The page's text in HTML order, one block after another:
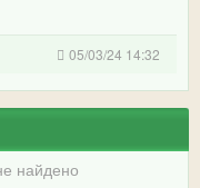
05/03/24 14:32
найдено